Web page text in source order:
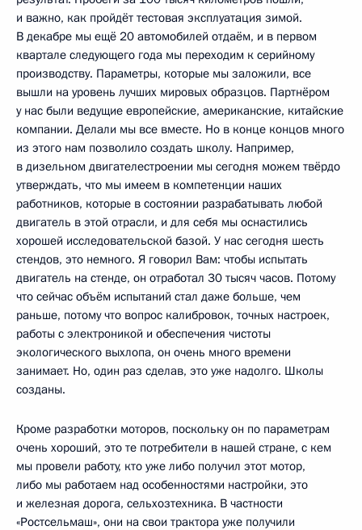
и важно, как пройдёт тестовая эксплуатация зимой.
В декабре мы ещё 20 автомобилей отдаём, и в первом
квартале следующего года мы переходим к серийному
производству. Параметры, которые мы заложили, все
вышли на уровень лучших мировых образцов. Партнёром
у нас были ведущие европейские, американские, китайские
компании. Делали мы все вместе. Но в конце концов много
из этого нам позволило создать школу. Например,
в дизельном двигателестроении мы сегодня можем твёрдо
утверждать, что мы имеем в компетенции наших
работников, которые в состоянии разрабатывать любой
двигатель в этой отрасли, и для себя мы оснастились
хорошей исследовательской базой. У нас сегодня шесть
стендов, это немного. Я говорил Вам: чтобы испытать
двигатель на стенде, он отработал 30 тысяч часов. Потому
что сейчас объём испытаний стал даже больше, чем
раньше, потому что вопрос калибровок, точных настроек,
работы с электроникой и обеспечения чистоты
экологического выхлопа, он очень много времени
занимает. Но, один раз сделав, это уже надолго. Школы
созданы.
Кроме разработки моторов, поскольку он по параметрам
очень хороший, это те потребители в нашей стране, с кем
мы провели работу, кто уже либо получил этот мотор,
либо мы работаем над особенностями настройки, это
и железная дорога, сельхозтехника. В частности
«Ростсельмаш», они на свои трактора уже получили